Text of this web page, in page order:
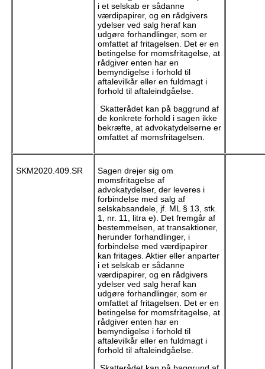
i et selskab er sådanne
værdipapirer, og en rådgivers
ydelser ved salg heraf kan
udgøre forhandlinger, som er
omfattet af fritagelsen. Det er en
betingelse for momsfritagelse, at
rådgiver enten har en
bemyndigelse i forhold til
aftalevilkår eller en fuldmagt i
forhold til aftaleindgåelse.
Skatterådet kan på baggrund af
de konkrete forhold i sagen ikke
bekræfte, at advokatydelserne er
omfattet af momsfritagelsen.
SKM2020.409.SR
Sagen drejer sig om
momsfritagelse af
advokatydelser, der leveres i
forbindelse med salg af
selskabsandele, jf. ML § 13, stk.
1, nr. 11, litra e). Det fremgår af
bestemmelsen, at transaktioner,
herunder forhandlinger, i
forbindelse med værdipapirer
kan fritages. Aktier eller anparter
i et selskab er sådanne
værdipapirer, og en rådgivers
ydelser ved salg heraf kan
udgøre forhandlinger, som er
omfattet af fritagelsen. Det er en
betingelse for momsfritagelse, at
rådgiver enten har en
bemyndigelse i forhold til
aftalevilkår eller en fuldmagt i
forhold til aftaleindgåelse.